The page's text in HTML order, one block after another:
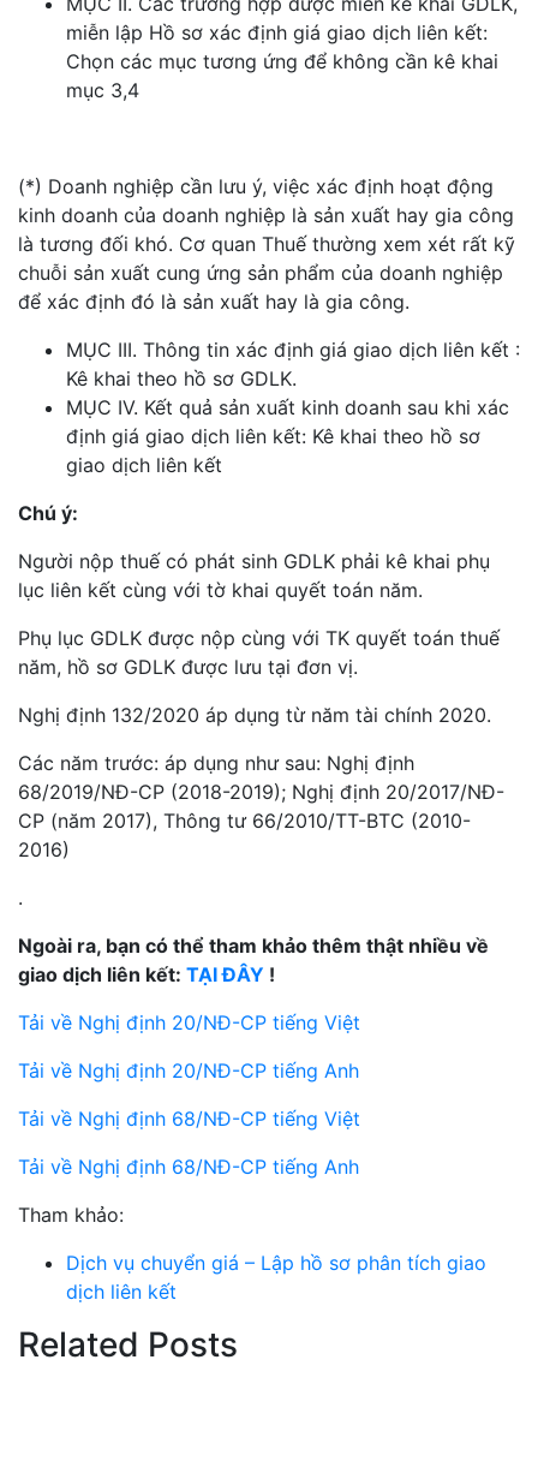
miễn lập Hồ sơ xác định giá giao dịch liên kết:
Chọn các mục tương ứng để không cần kê khai
mục 3,4
(*) Doanh nghiệp cần lưu ý, việc xác định hoạt động
kinh doanh của doanh nghiệp là sản xuất hay gia công
là tương đối khó. Cơ quan Thuế thường xem xét rất kỹ
chuỗi sản xuất cung ứng sản phẩm của doanh nghiệp
để xác định đó là sản xuất hay là gia công.
MỤC III. Thông tin xác định giá giao dịch liên kết :
Kê khai theo hồ sơ GDLK.
MỤC IV. Kết quả sản xuất kinh doanh sau khi xác
định giá giao dịch liên kết: Kê khai theo hồ sơ
giao dịch liên kết
Chú ý:
Người nộp thuế có phát sinh GDLK phải kê khai phụ
lục liên kết cùng với tờ khai quyết toán năm.
Phụ lục GDLK được nộp cùng với TK quyết toán thuế
năm, hồ sơ GDLK được lưu tại đơn vị.
Nghị định 132/2020 áp dụng từ năm tài chính 2020.
Các năm trước: áp dụng như sau: Nghị định
68/2019/NĐ-CP (2018-2019); Nghị định 20/2017/NĐ-
CP (năm 2017), Thông tư 66/2010/TT-BTC (2010-
2016)
.
Ngoài ra, bạn có thể tham khảo thêm thật nhiều về
giao dịch liên kết: TẠI ĐÂY !
Tải về Nghị định 20/NĐ-CP tiếng Việt
Tải về Nghị định 20/NĐ-CP tiếng Anh
Tải về Nghị định 68/NĐ-CP tiếng Việt
Tải về Nghị định 68/NĐ-CP tiếng Anh
Tham khảo:
Dịch vụ chuyển giá – Lập hồ sơ phân tích giao
dịch liên kết
Related Posts